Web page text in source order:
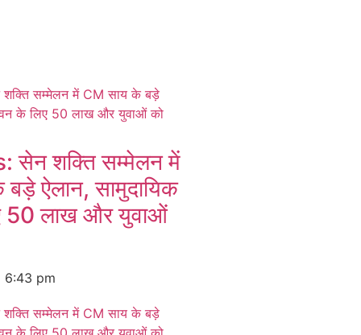
सेन शक्ति सम्मेलन में
ऐलान, सामुदायिक
50 लाख और युवाओं
6:43 pm